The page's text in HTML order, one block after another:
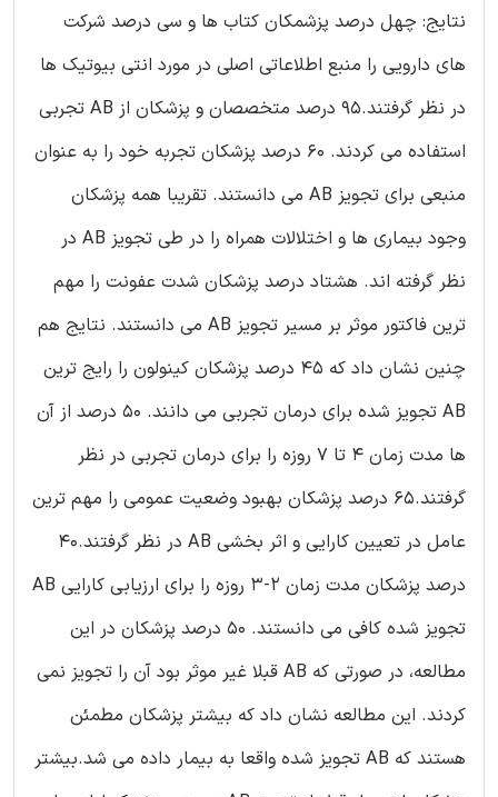
نتایج: چهل درصد پزشمکان کتاب ها و سی درصد شرکت
های دارویی را منبع اطلاعاتی اصلی در مورد انتی بیوتیک ها
در نظر گرفتند.95 درصد متخصصان و پزشکان از AB تجربی
استفاده می کردند. 60 درصد پزشکان تجربه خود را به عنوان
منبعی برای تجویز AB می دانستند. تقریبا همه پزشکان
وجود بیماری ها و اختلالات همراه را در طی تجویز AB در
نظر گرفته اند. هشتاد درصد پزشکان شدت عفونت را مهم
ترین فاکتور موثر بر مسیر تجویز AB می دانستند. نتایج هم
چنین نشان داد که 45 درصد پزشکان کینولون را رایج ترین
AB تجویز شده برای درمان تجربی می دانند. 50 درصد از آن
ها مدت زمان 4 تا 7 روزه را برای درمان تجربی در نظر
گرفتند.65 درصد پزشکان بهبود وضعیت عمومی را مهم ترین
عامل در تعیین کارایی و اثر بخشی AB در نظر گرفتند.40
درصد پزشکان مدت زمان 2-3 روزه را برای ارزیابی کارایی AB
تجویز شده کافی می دانستند. 50 درصد پزشکان در این
مطالعه، در صورتی که AB قبلا غیر موثر بود آن را تجویز نمی
کردند. این مطالعه نشان داد که بیشتر پزشکان مطمئن
هستند که AB تجویز شده واقعا به بیمار داده می شد.بیشتر